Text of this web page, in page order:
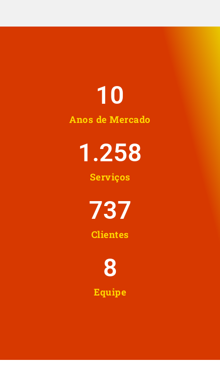
Anos de Mercado
10
Serviços
1.258
Clientes
737
Equipe
8